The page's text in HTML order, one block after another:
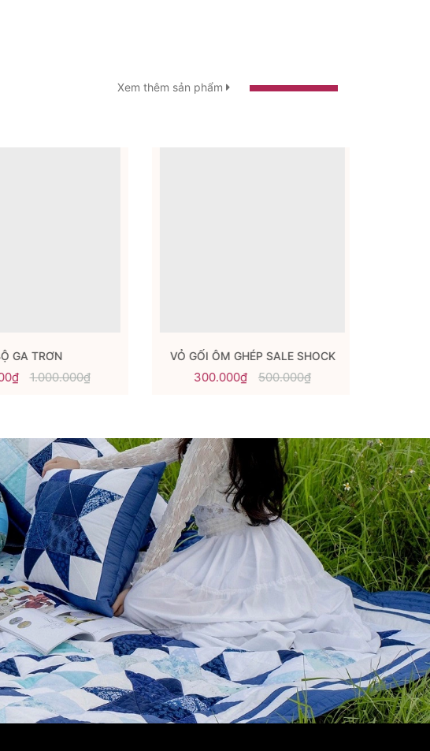
Xem thêm sản phẩm
GA TRƠN
1.000.000₫
VỎ GỐI ÔM GHÉP SALE SHOCK
300.000₫ 500.000₫